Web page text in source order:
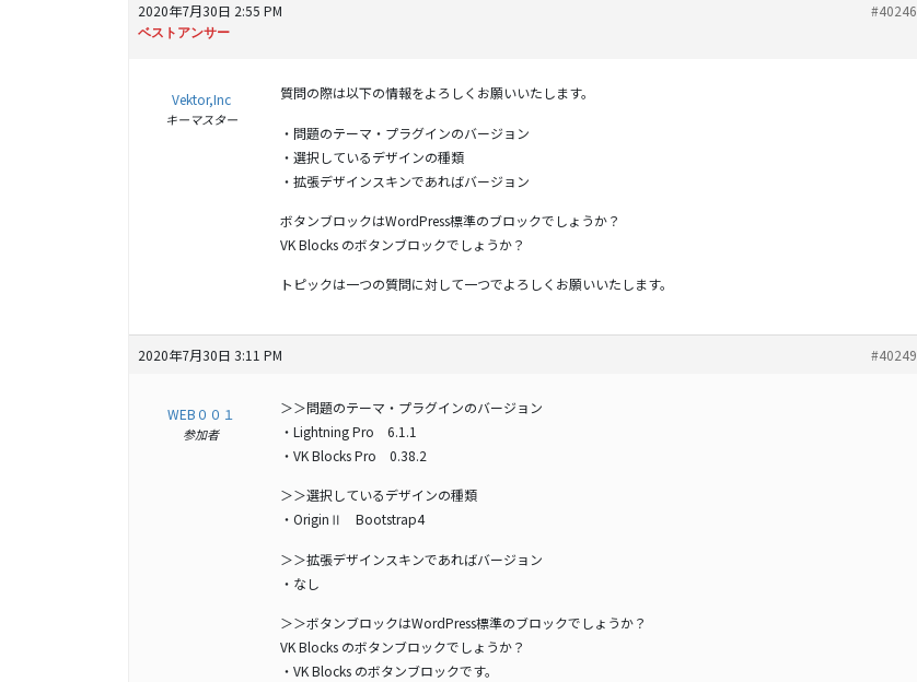
2020年7月30日 2:55 PM #40246
ベストアンサー
Vektor,Inc
キーマスター
質問の際は以下の情報をよろしくお願いいたします。
・問題のテーマ・プラグインのバージョン
・選択しているデザインの種類
・拡張デザインスキンであればバージョン
ボタンブロックはWordPress標準のブロックでしょうか？
VK Blocks のボタンブロックでしょうか？
トピックは一つの質問に対して一つでよろしくお願いいたします。
2020年7月30日 3:11 PM #40249
WEB００１
参加者
＞＞問題のテーマ・プラグインのバージョン
・Lightning Pro 6.1.1
・VK Blocks Pro 0.38.2
＞＞選択しているデザインの種類
・OriginⅡ Bootstrap4
＞＞拡張デザインスキンであればバージョン
・なし
＞＞ボタンブロックはWordPress標準のブロックでしょうか？
VK Blocks のボタンブロックでしょうか？
・VK Blocks のボタンブロックです。